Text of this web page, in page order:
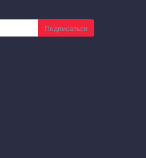
Подписаться